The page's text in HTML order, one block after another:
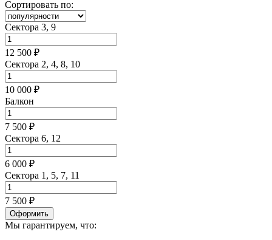
Сортировать по:
Сектора 3, 9
12 500 ₽
Сектора 2, 4, 8, 10
10 000 ₽
Балкон
7 500 ₽
Сектора 6, 12
6 000 ₽
Сектора 1, 5, 7, 11
7 500 ₽
Оформить
Мы гарантируем, что: